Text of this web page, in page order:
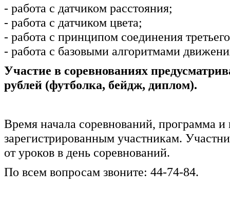
- работа с датчиком расстояния;
- работа с датчиком цвета;
- работа с принципом соединения
- работа с базовыми алгоритмами
Участие в соревнованиях
рублей (футболка, бейдж, диплом).
Время начала соревнований, программа
зарегистрированным участникам.
от уроков в день соревнований.
По всем вопросам звоните: 44-74-84.